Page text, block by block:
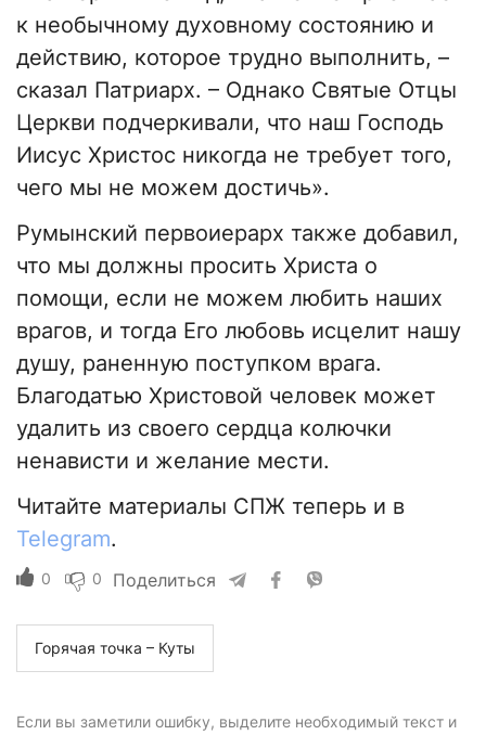
к необычному духовному состоянию и
действию, которое трудно выполнить, –
сказал Патриарх. – Однако Святые Отцы
Церкви подчеркивали, что наш Господь
Иисус Христос никогда не требует того,
чего мы не можем достичь».
Румынский первоиерарх также добавил,
что мы должны просить Христа о
помощи, если не можем любить наших
врагов, и тогда Его любовь исцелит нашу
душу, раненную поступком врага.
Благодатью Христовой человек может
удалить из своего сердца колючки
ненависти и желание мести.
Читайте материалы СПЖ теперь и в
Telegram.
0 0 Поделиться
Горячая точка – Куты
Если вы заметили ошибку, выделите необходимый текст и